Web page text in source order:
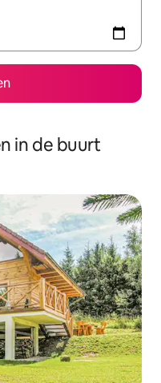
in de buurt